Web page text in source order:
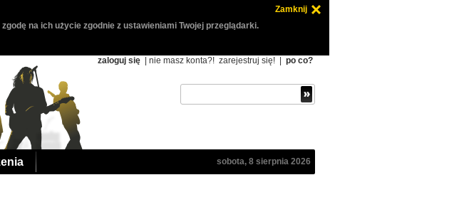
Zamknij
na ich użycie zgodnie z ustawieniami Twojej przeglądarki.
zaloguj się | nie masz konta?! zarejestruj się! po co?
sobota, 8 sierpnia 2026